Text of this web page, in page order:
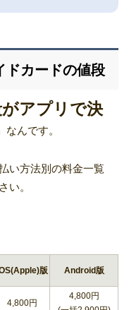
ドカードの値段
アプリで決
」なんです。
い方法別の料金一覧
い。
版 Android版
4,800円
4,800円